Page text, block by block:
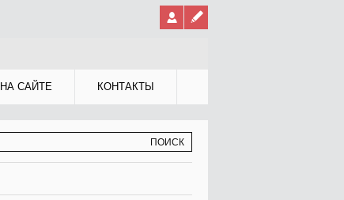
САЙТЕ КОНТАКТЫ